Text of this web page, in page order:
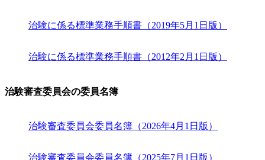
治験に係る標準業務手順書（2019年5月1日版）
治験に係る標準業務手順書（2012年2月1日版）
治験審査委員会の委員名簿
治験審査委員会委員名簿（2026年4月1日版）
治験審査委員会委員名簿（2025年7月1日版）